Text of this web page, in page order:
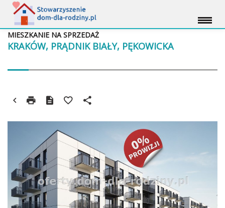
KRAKÓW, PRĄDNIK BIAŁY, PĘKOWICKA
MIESZKANIE NA SPRZEDAŻ